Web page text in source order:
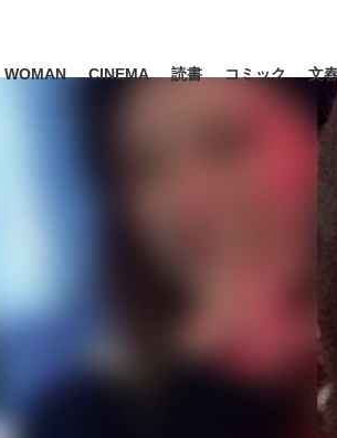
悪の空気のまま解散」WBC日本代表“敗戦”の
WOMAN CINEMA 読書 コミック 文